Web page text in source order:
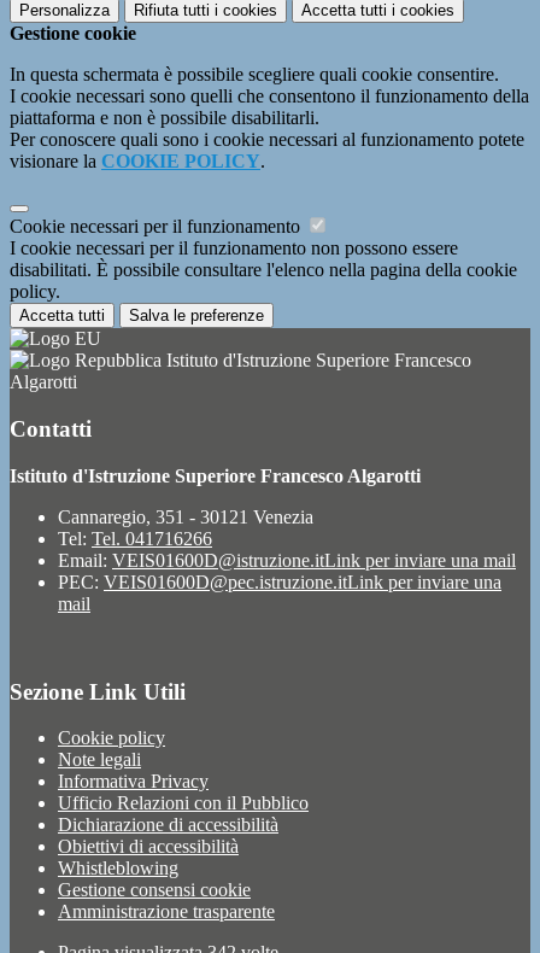
Personalizza Rifiuta tutti i cookies Accetta tutti i cookies
Gestione cookie
In questa schermata è possibile scegliere quali cookie consentire.
I cookie necessari sono quelli che consentono il funzionamento della
piattaforma e non è possibile disabilitarli.
Per conoscere quali sono i cookie necessari al funzionamento potete
visionare la COOKIE POLICY.
Cookie necessari per il funzionamento
I cookie necessari per il funzionamento non possono essere
disabilitati. È possibile consultare l'elenco nella pagina della cookie
policy.
Accetta tutti Salva le preferenze
Istituto d'Istruzione Superiore Francesco
Algarotti
Contatti
Istituto d'Istruzione Superiore Francesco Algarotti
Cannaregio, 351 - 30121 Venezia
Tel: Tel. 041716266
Email: VEIS01600D@istruzione.itLink per inviare una mail
PEC: VEIS01600D@pec.istruzione.itLink per inviare una
mail
Sezione Link Utili
Cookie policy
Note legali
Informativa Privacy
Ufficio Relazioni con il Pubblico
Dichiarazione di accessibilità
Obiettivi di accessibilità
Whistleblowing
Gestione consensi cookie
Amministrazione trasparente